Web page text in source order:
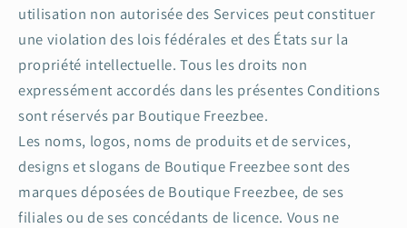
utilisation non autorisée des Services peut constituer
une violation des lois fédérales et des États sur la
propriété intellectuelle. Tous les droits non
expressément accordés dans les présentes Conditions
sont réservés par Boutique Freezbee.
Les noms, logos, noms de produits et de services,
designs et slogans de Boutique Freezbee sont des
marques déposées de Boutique Freezbee, de ses
filiales ou de ses concédants de licence. Vous ne